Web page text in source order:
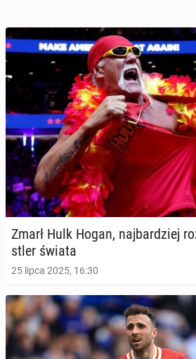
Zmarł Hulk Hogan, naj­bar­dziej
stler świata
25 lipca 2025, 16:30